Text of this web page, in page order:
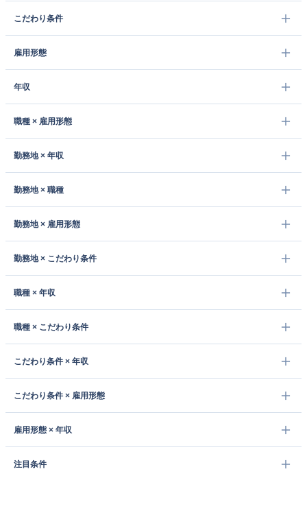
こだわり条件
雇用形態
年収
職種 × 雇用形態
勤務地 × 年収
勤務地 × 職種
勤務地 × 雇用形態
勤務地 × こだわり条件
職種 × 年収
職種 × こだわり条件
こだわり条件 × 年収
こだわり条件 × 雇用形態
雇用形態 × 年収
注目条件